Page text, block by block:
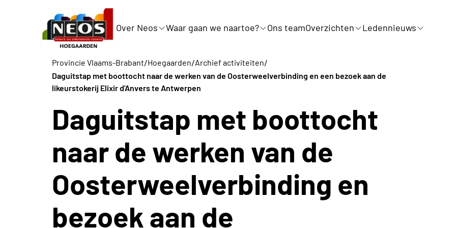
Over Neos Waar gaan we naartoe? Ons teamOverzichten Ledennieuws
Provincie Vlaams-Brabant/Hoegaarden/Archief activiteiten/
Daguitstap met boottocht naar de werken van de Oosterweelverbinding en een bezoek aan de
likeurstokerij Elixir d'Anvers te Antwerpen
Daguitstap met boottocht
naar de werken van de
Oosterweelverbinding en
bezoek aan de